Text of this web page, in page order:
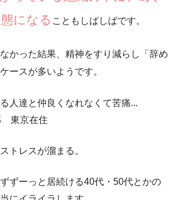
になる こともしばしばです。
かった結果、精神をすり減らし「 辞め
ースが多いようです。
人達と仲良くなれなくて苦痛...
東京在住
トレスが溜まる。
ずーっと居続ける40代・50代とかの